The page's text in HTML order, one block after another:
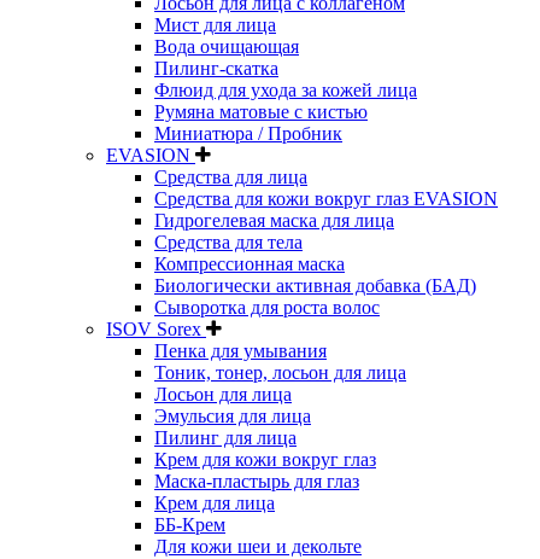
Мист для лица
Вода очищающая
Пилинг-скатка
Флюид для ухода за кожей лица
Румяна матовые с кистью
Миниатюра / Пробник
EVASION
Средства для лица
Средства для кожи вокруг глаз EVASION
Гидрогелевая маска для лица
Средства для тела
Компрессионная маска
Биологически активная добавка (БАД)
Сыворотка для роста волос
ISOV Sorex
Пенка для умывания
Тоник, тонер, лосьон для лица
Лосьон для лица
Эмульсия для лица
Пилинг для лица
Крем для кожи вокруг глаз
Маска-пластырь для глаз
Крем для лица
ББ-Крем
Для кожи шеи и декольте